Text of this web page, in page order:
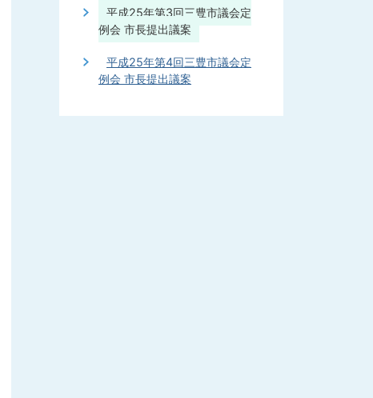
平成25年第3回三豊市議会定
例会 市長提出議案
平成25年第4回三豊市議会定
例会 市長提出議案